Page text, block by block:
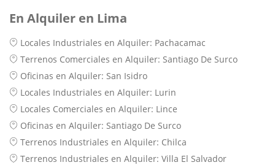
En Alquiler en Lima
Locales Industriales en Alquiler: Pachacamac
Terrenos Comerciales en Alquiler: Santiago De Surco
Oficinas en Alquiler: San Isidro
Locales Industriales en Alquiler: Lurin
Locales Comerciales en Alquiler: Lince
Oficinas en Alquiler: Santiago De Surco
Terrenos Industriales en Alquiler: Chilca
Terrenos Industriales en Alquiler: Villa El Salvador